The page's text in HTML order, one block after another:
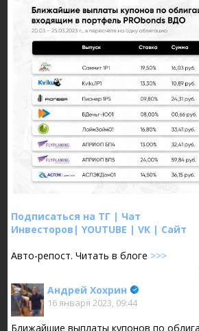
Подписаться на ТГ | Чат
Инвесторов |YOUTUBE |VK | Сайт
Авто-репост. Читать в блоге >>>
Андрей Хохрин
16 января 2023, 09:44
Ближайшие выплаты купонов по